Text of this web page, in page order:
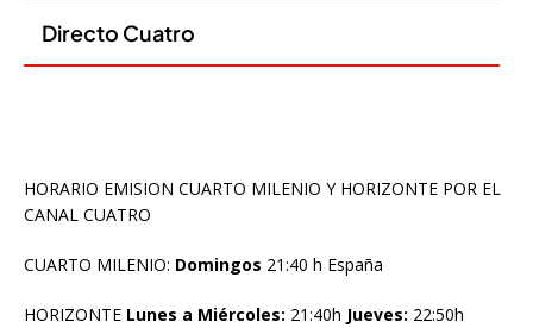
HORARIO EMISION CUARTO MILENIO Y HORIZONTE POR EL
CANAL CUATRO
CUARTO MILENIO: Domingos 21:40 h España
HORIZONTE Lunes a Miércoles: 21:40h Jueves: 22:50h